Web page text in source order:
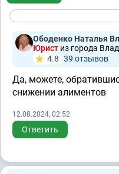
Ободенко Наталья
Юрист из города
4.8 39 отзывов
Да, можете,
снижении алиментов
12.08.2024, 02:52
Ответить